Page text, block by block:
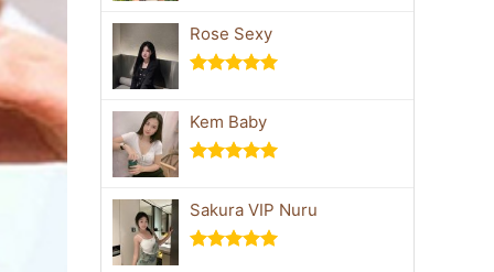
가됨
Rose Sexy
가됨
Kem Baby
가됨
Sakura VIP Nuru